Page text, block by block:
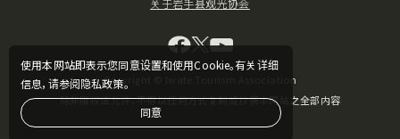
使用本网站即表示您同意设置和使用Cookie。有关详细
信息，请参阅隐私政策。
同意
关于岩手县观光协会
Copyright © Iwate Tourism Association
除非版权法允许，不得以任何方式复制或抄袭本网站之全部内容